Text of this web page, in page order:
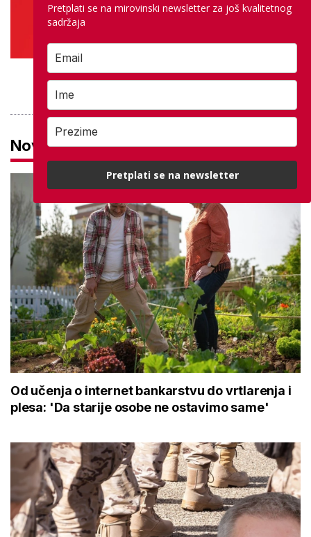
PROVJERITE PONUDU
Novosti
Od učenja o internet bankarstvu do vrtlarenja i
plesa: 'Da starije osobe ne ostavimo same'
Pretplati se na mirovinski newsletter za još kvalitetnog
sadržaja
Pretplati se na newsletter